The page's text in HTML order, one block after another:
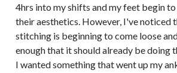
4hrs into my shifts and my feet begin
their aesthetics. However, I've noticed
stitching is beginning to come loose
enough that it should already be doing
I wanted something that went up my